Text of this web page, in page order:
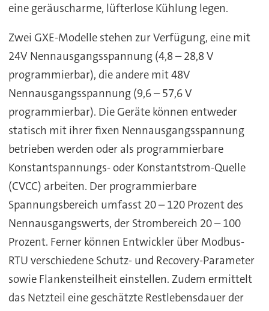
eine geräuscharme, lüfterlose Kühlung legen.
Zwei GXE-Modelle stehen zur Verfügung, eine mit
24V Nennausgangsspannung (4,8 – 28,8 V
programmierbar), die andere mit 48V
Nennausgangsspannung (9,6 – 57,6 V
programmierbar). Die Geräte können entweder
statisch mit ihrer fixen Nennausgangsspannung
betrieben werden oder als programmierbare
Konstantspannungs- oder Konstantstrom-Quelle
(CVCC) arbeiten. Der programmierbare
Spannungsbereich umfasst 20 – 120 Prozent des
Nennausgangswerts, der Strombereich 20 – 100
Prozent. Ferner können Entwickler über Modbus-
RTU verschiedene Schutz- und Recovery-Parameter
sowie Flankensteilheit einstellen. Zudem ermittelt
das Netzteil eine geschätzte Restlebensdauer der